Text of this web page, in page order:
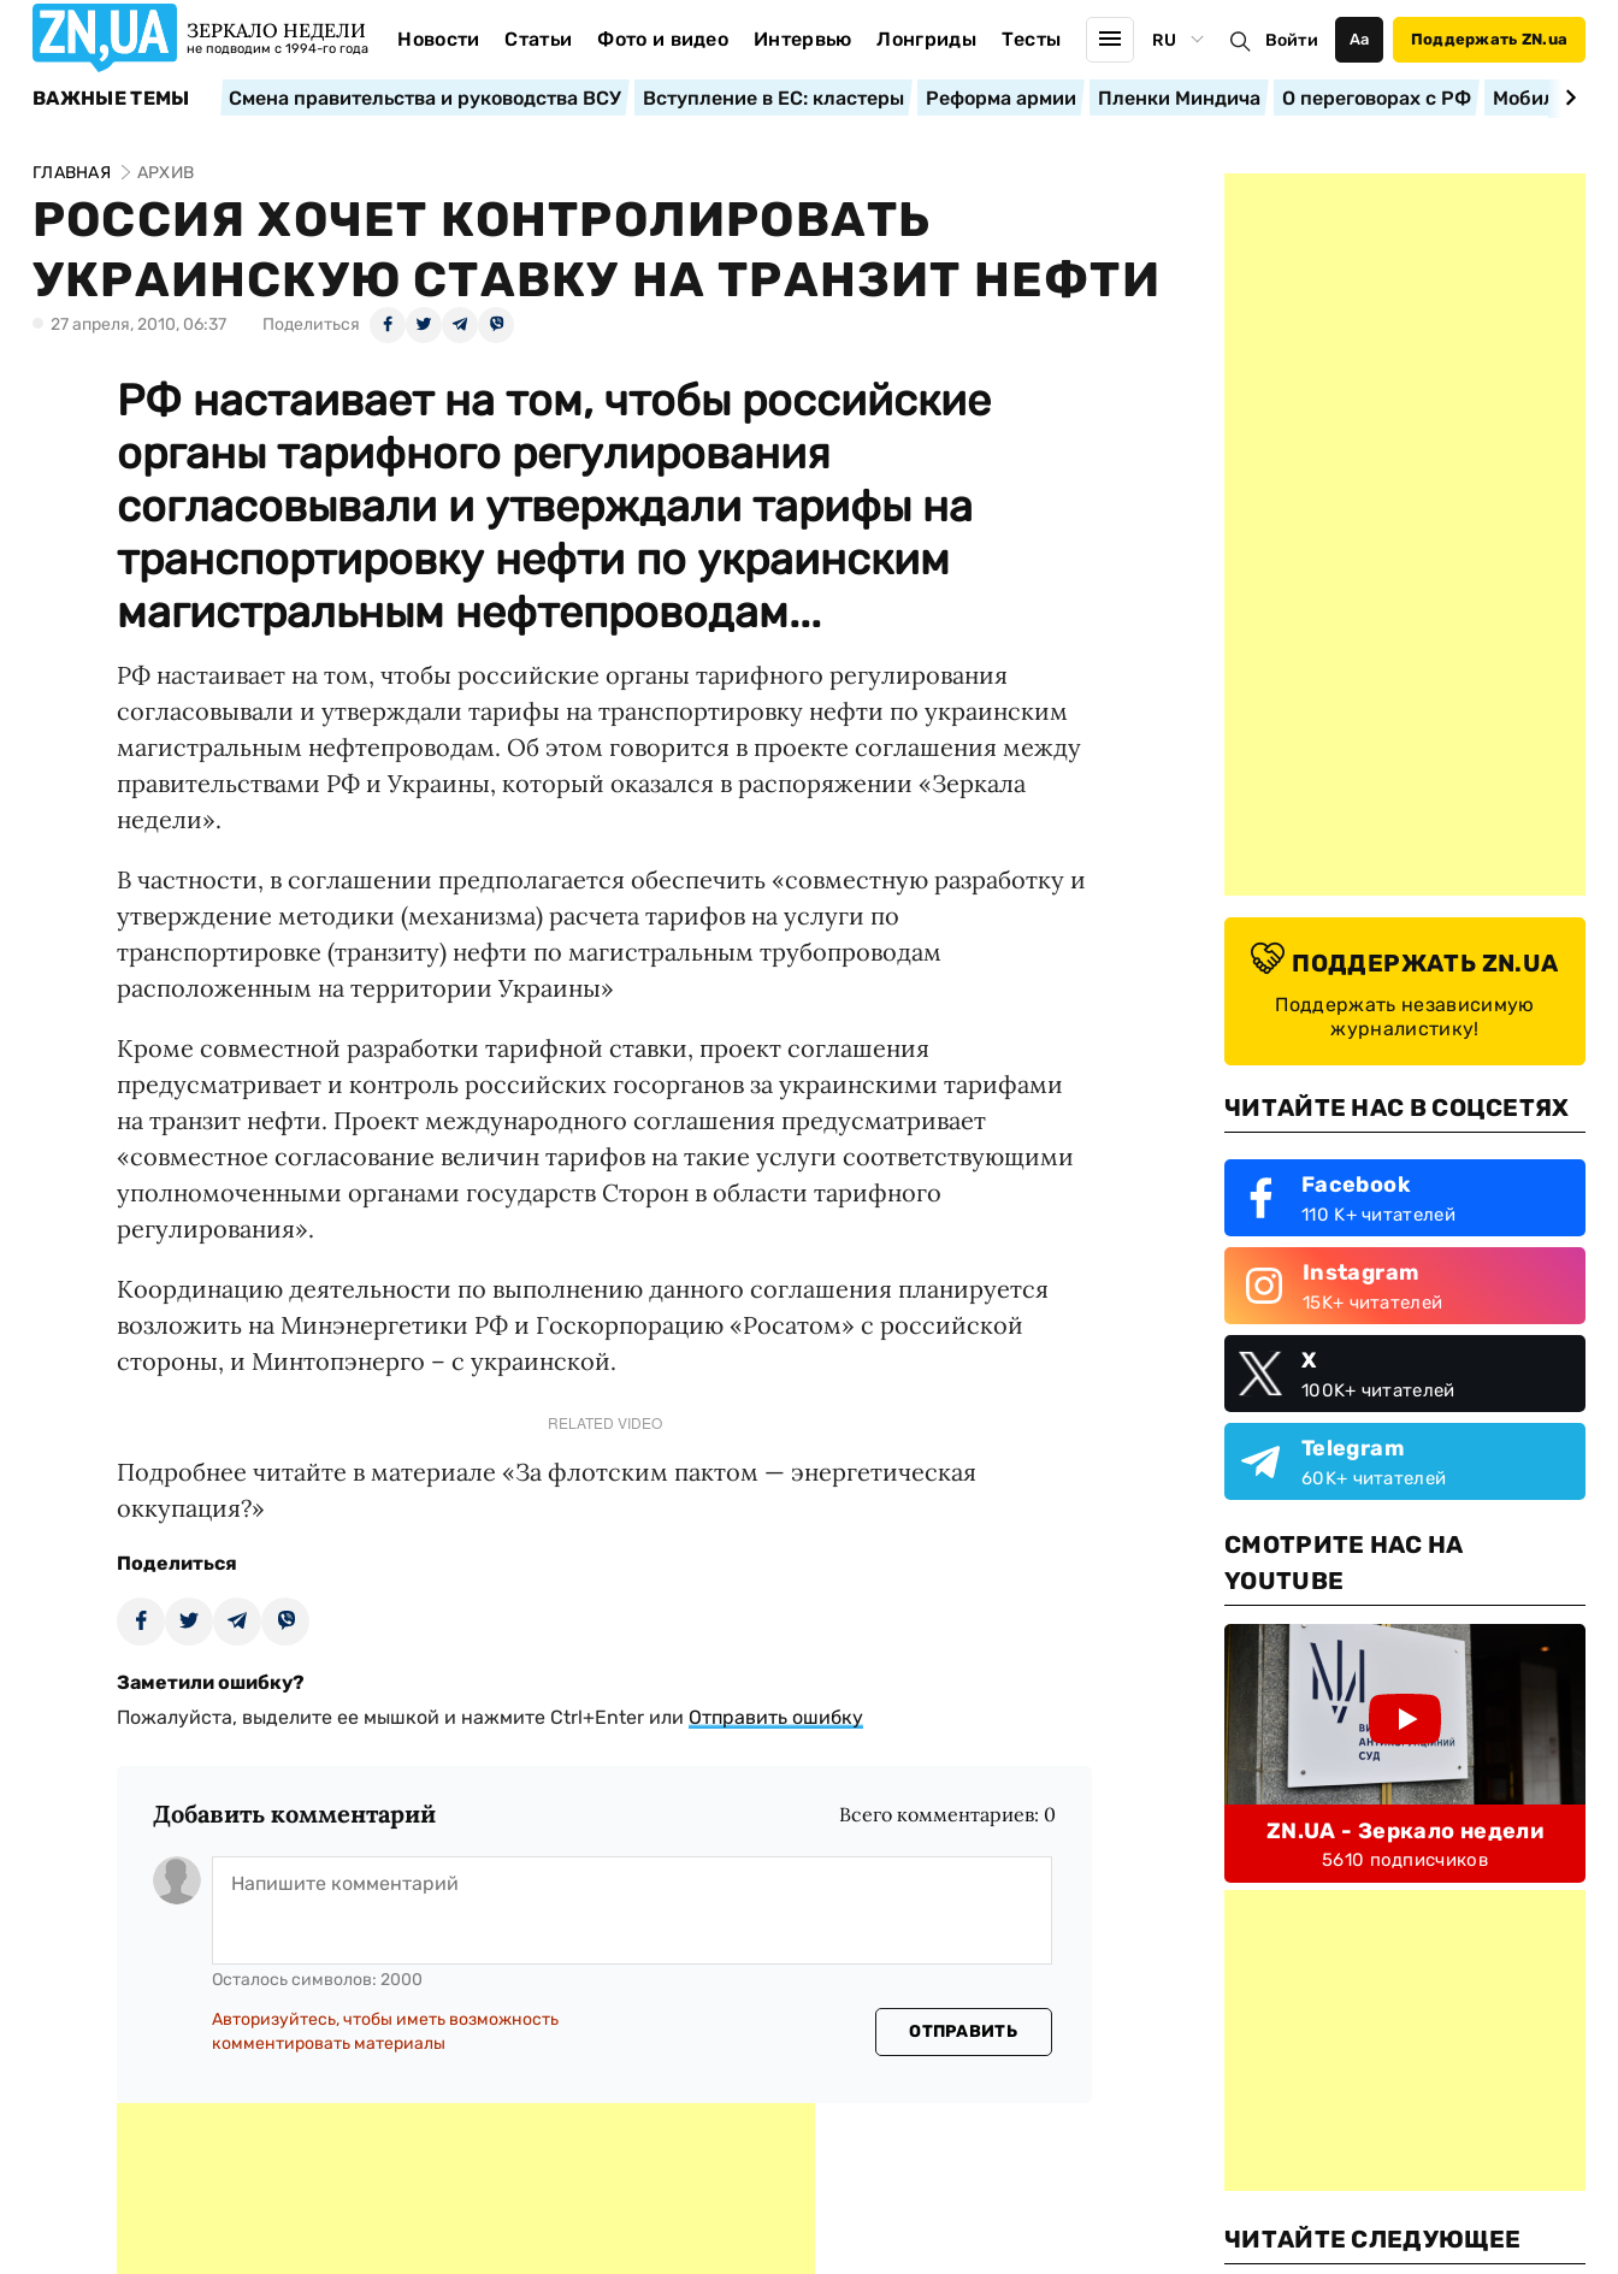
ЗЕРКАЛО НЕДЕЛИ
не подводим с 1994-го года Новости Статьи Фото и видео Интервью Лонгриды Тесты RU Войти Аа Поддержать ZN.ua
ВАЖНЫЕ ТЕМЫ Смена правительства и руководства ВСУ Вступление в ЕС: кластеры Реформа армии Пленки Миндича О переговорах с РФ
ГЛАВНАЯ АРХИВ
РОССИЯ ХОЧЕТ КОНТРОЛИРОВАТЬ
УКРАИНСКУЮ СТАВКУ НА ТРАНЗИТ НЕФТИ
27 апреля, 2010, 06:37 Поделиться
РФ настаивает на том, чтобы российские
органы тарифного регулирования
согласовывали и утверждали тарифы на
транспортировку нефти по украинским
магистральным нефтепроводам...
РФ настаивает на том, чтобы российские органы тарифного регулирования
согласовывали и утверждали тарифы на транспортировку нефти по украинским
магистральным нефтепроводам. Об этом говорится в проекте соглашения между
правительствами РФ и Украины, который оказался в распоряжении «Зеркала
недели».
В частности, в соглашении предполагается обеспечить «совместную разработку и
утверждение методики (механизма) расчета тарифов на услуги по
транспортировке (транзиту) нефти по магистральным трубопроводам
расположенным на территории Украины»
Кроме совместной разработки тарифной ставки, проект соглашения
предусматривает и контроль российских госорганов за украинскими тарифами
на транзит нефти. Проект международного соглашения предусматривает
«совместное согласование величин тарифов на такие услуги соответствующими
уполномоченными органами государств Сторон в области тарифного
регулирования».
Координацию деятельности по выполнению данного соглашения планируется
возложить на Минэнергетики РФ и Госкорпорацию «Росатом» с российской
стороны, и Минтопэнерго – с украинской.
RELATED VIDEO
Подробнее читайте в материале «За флотским пактом — энергетическая
оккупация?»
Поделиться
Заметили ошибку?
Пожалуйста, выделите ее мышкой и нажмите Ctrl+Enter или Отправить ошибку
Добавить комментарий Всего комментариев: 0
Осталось символов: 2000
Авторизуйтесь, чтобы иметь возможность
комментировать материалы
ОТПРАВИТЬ
ПОДДЕРЖАТЬ ZN.UA
Поддержать независимую
журналистику!
ЧИТАЙТЕ НАС В СОЦСЕТЯХ
Facebook
110 K+ читателей
Instagram
15K+ читателей
X
100K+ читателей
Telegram
60K+ читателей
СМОТРИТЕ НАС НА
YOUTUBE
ZN.UA - Зеркало недели
5610 подписчиков
ЧИТАЙТЕ СЛЕДУЮЩЕЕ